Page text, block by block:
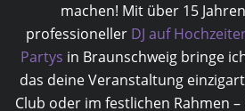
machen! Mit über 15
professioneller DJ auf
Partys in Braunschweig bringe
das deine Veranstaltung
Club oder im festlichen Rahmen